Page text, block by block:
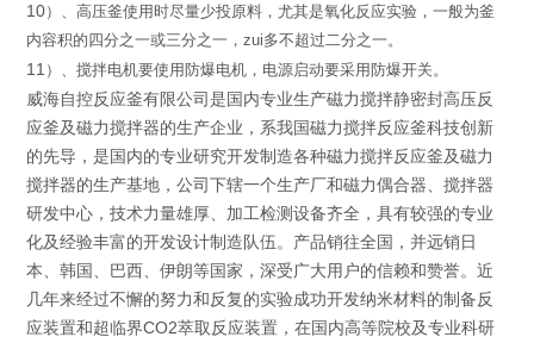
10） 、高压釜使用时尽量少投原料，尤其是氧化反应实验，一般为釜
内容积的四分之一或三分之一，zui多不超过二分之一。
11 ）、搅拌电机要使用防爆电机，电源启动要采用防爆开关。
威海自控反应釜有限公司是国内专业生产磁力搅拌静密封高压反
应釜及磁力搅拌器的生产企业，系我国磁力搅拌反应釜科技创新
的先导，是国内的专业研究开发制造各种磁力搅拌反应釜及磁力
搅拌器的生产基地，公司下辖一个生产厂和磁力偶合器、搅拌器
研发中心，技术力量雄厚、加工检测设备齐全，具有较强的专业
化及经验丰富的开发设计制造队伍。产品销往全国，并远销日
本、韩国、巴西、伊朗等国家，深受广大用户的信赖和赞誉。近
几年来经过不懈的努力和反复的实验成功开发纳米材料的制备反
应装置和超临界CO2萃取反应装置，在国内高等院校及专业科研